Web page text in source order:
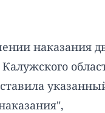
наказания